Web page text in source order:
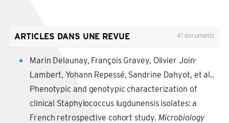
ARTICLES DANS UNE REVUE 41 documents
Marin Delaunay, François Gravey, Olivier Join-
Lambert, Yohann Repessé, Sandrine Dahyot, et al..
Phenotypic and genotypic characterization of
clinical Staphylococcus lugdunensis isolates: a
French retrospective cohort study. Microbiology